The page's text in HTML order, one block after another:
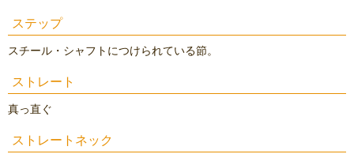
ステップ
スチール・シャフトにつけられている節。
ストレート
真っ直ぐ
ストレートネック